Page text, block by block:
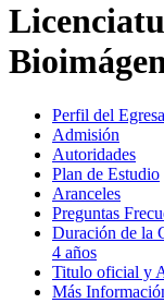
Perfil del
Admisión
Autoridades
Plan de Estudio
Aranceles
Preguntas
Duración de la
4 años
Titulo oficial y
Más